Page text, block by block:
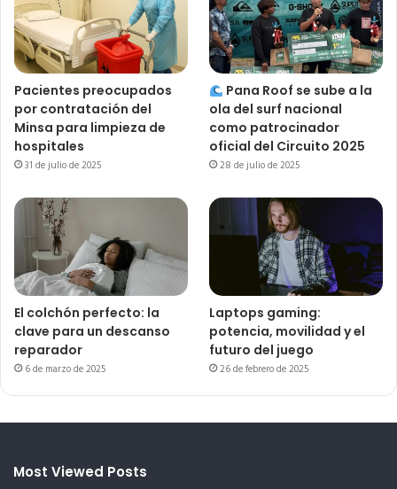
Pacientes preocupados
por contratación del
Minsa para limpieza de
hospitales
31 de julio de 2025
Pana Roof se sube a la
ola del surf nacional
como patrocinador
oficial del Circuito 2025
28 de julio de 2025
El colchón perfecto: la
clave para un descanso
reparador
6 de marzo de 2025
Laptops gaming:
potencia, movilidad y el
futuro del juego
26 de febrero de 2025
Most Viewed Posts